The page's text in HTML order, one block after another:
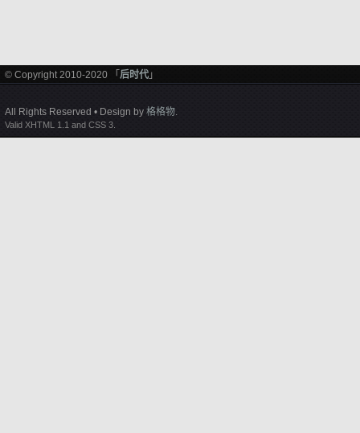
© Copyright 2010-2020 「 后时代 」
All Rights Reserved • Design by 格格物.
Valid XHTML 1.1 and CSS 3.